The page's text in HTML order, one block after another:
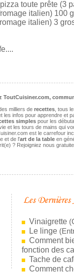
toute prête (3
italien) 100
italien) 3
ToutCuisiner.com,
milliers de recettes , tous
les infos pour apprendre et
simples pour les
et les tours de mains qui
est le carrefour
et de l'art de la table en
? Rejoigniez nous
Vinaigrette (
Le linge (
Comment
fonction des
Tache de
Comment